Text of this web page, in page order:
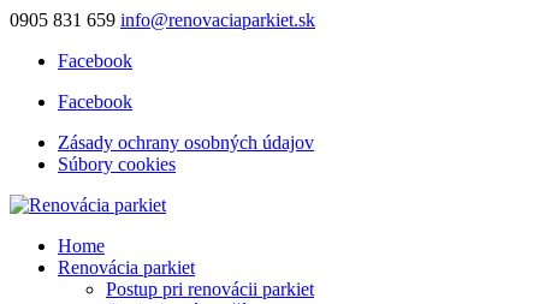
0905 831 659 info@renovaciaparkiet.sk
Facebook
Facebook
Zásady ochrany osobných údajov
Súbory cookies
Home
Renovácia parkiet
Postup pri renovácii parkiet